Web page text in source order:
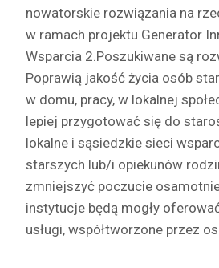
nowatorskie rozwiązania na
w ramach projektu Generator
Wsparcia 2.Poszukiwane są
Poprawią jakość życia osób
w domu, pracy, w lokalnej
lepiej przygotować się do
lokalne i sąsiedzkie sieci
starszych lub/i opiekunów
zmniejszyć poczucie
instytucje będą mogły
usługi, współtworzone przez